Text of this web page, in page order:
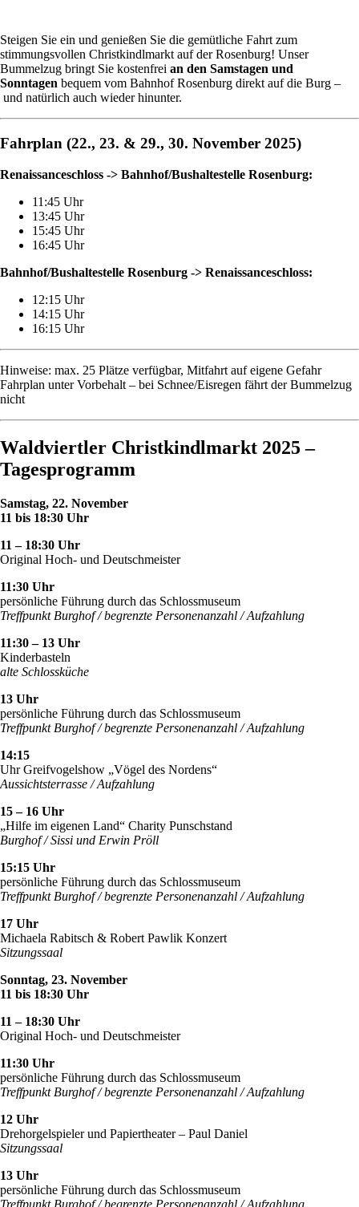
Steigen Sie ein und genießen Sie die gemütliche Fahrt zum
stimmungsvollen Christkindlmarkt auf der Rosenburg! Unser
Bummelzug bringt Sie kostenfrei an den Samstagen und
Sonntagen bequem vom Bahnhof Rosenburg direkt auf die Burg –
und natürlich auch wieder hinunter.
Fahrplan (22., 23. & 29., 30. November 2025)
Renaissanceschloss -> Bahnhof/Bushaltestelle Rosenburg:
11:45 Uhr
13:45 Uhr
15:45 Uhr
16:45 Uhr
Bahnhof/Bushaltestelle Rosenburg -> Renaissanceschloss:
12:15 Uhr
14:15 Uhr
16:15 Uhr
Hinweise: max. 25 Plätze verfügbar, Mitfahrt auf eigene Gefahr
Fahrplan unter Vorbehalt – bei Schnee/Eisregen fährt der Bummelzug
nicht
Waldviertler Christkindlmarkt 2025 –
Tagesprogramm
Samstag, 22. November
11 bis 18:30 Uhr
11 – 18:30 Uhr
Original Hoch- und Deutschmeister
11:30 Uhr
persönliche Führung durch das Schlossmuseum
Treffpunkt Burghof / begrenzte Personenanzahl / Aufzahlung
11:30 – 13 Uhr
Kinderbasteln
alte Schlossküche
13 Uhr
persönliche Führung durch das Schlossmuseum
Treffpunkt Burghof / begrenzte Personenanzahl / Aufzahlung
14:15
Uhr Greifvogelshow „Vögel des Nordens“
Aussichtsterrasse / Aufzahlung
15 – 16 Uhr
„Hilfe im eigenen Land“ Charity Punschstand
Burghof / Sissi und Erwin Pröll
15:15 Uhr
persönliche Führung durch das Schlossmuseum
Treffpunkt Burghof / begrenzte Personenanzahl / Aufzahlung
17 Uhr
Michaela Rabitsch & Robert Pawlik Konzert
Sitzungssaal
Sonntag, 23. November
11 bis 18:30 Uhr
11 – 18:30 Uhr
Original Hoch- und Deutschmeister
11:30 Uhr
persönliche Führung durch das Schlossmuseum
Treffpunkt Burghof / begrenzte Personenanzahl / Aufzahlung
12 Uhr
Drehorgelspieler und Papiertheater – Paul Daniel
Sitzungssaal
13 Uhr
persönliche Führung durch das Schlossmuseum
Treffpunkt Burghof / begrenzte Personenanzahl / Aufzahlung